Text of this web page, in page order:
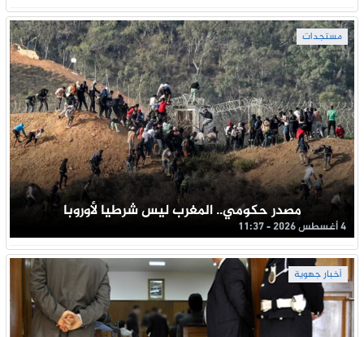
مستجدات
مصدر حكومي.. المغرب ليس شرطيا لأوروبا
4 أغسطس 2026 - 11:37
أخبار جهوية